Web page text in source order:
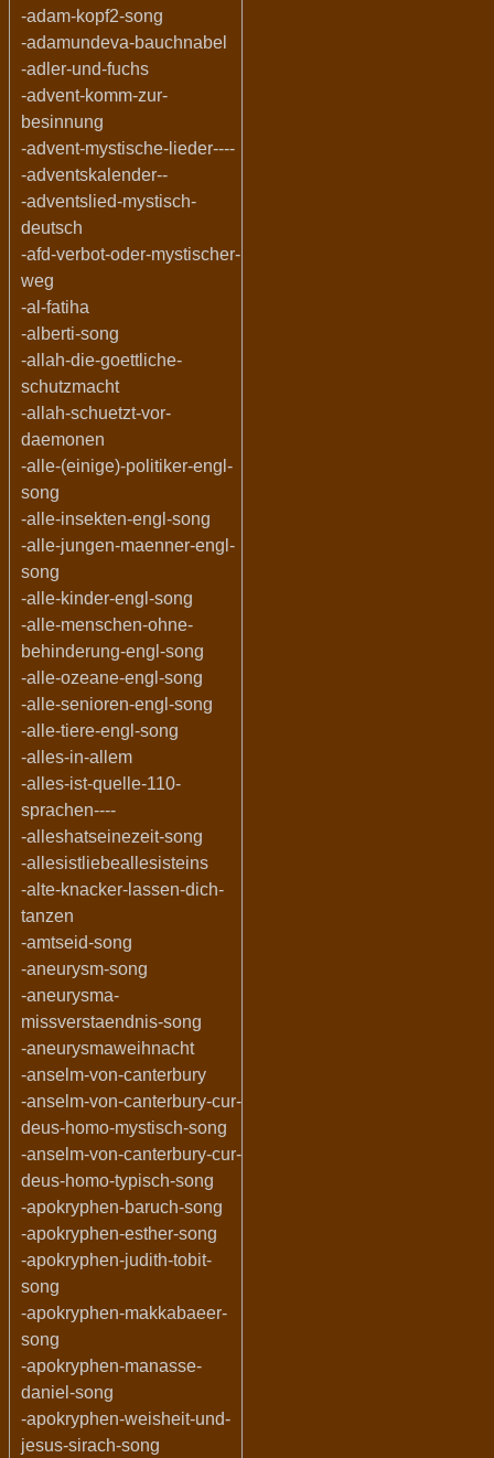
-adam-kopf2-song
-adamundeva-bauchnabel
-adler-und-fuchs
-advent-komm-zur-
besinnung
-advent-mystische-lieder----
-adventskalender--
-adventslied-mystisch-
deutsch
-afd-verbot-oder-mystischer-
weg
-al-fatiha
-alberti-song
-allah-die-goettliche-
schutzmacht
-allah-schuetzt-vor-
daemonen
-alle-(einige)-politiker-engl-
song
-alle-insekten-engl-song
-alle-jungen-maenner-engl-
song
-alle-kinder-engl-song
-alle-menschen-ohne-
behinderung-engl-song
-alle-ozeane-engl-song
-alle-senioren-engl-song
-alle-tiere-engl-song
-alles-in-allem
-alles-ist-quelle-110-
sprachen----
-alleshatseinezeit-song
-allesistliebeallesisteins
-alte-knacker-lassen-dich-
tanzen
-amtseid-song
-aneurysm-song
-aneurysma-
missverstaendnis-song
-aneurysmaweihnacht
-anselm-von-canterbury
-anselm-von-canterbury-cur-
deus-homo-mystisch-song
-anselm-von-canterbury-cur-
deus-homo-typisch-song
-apokryphen-baruch-song
-apokryphen-esther-song
-apokryphen-judith-tobit-
song
-apokryphen-makkabaeer-
song
-apokryphen-manasse-
daniel-song
-apokryphen-weisheit-und-
jesus-sirach-song